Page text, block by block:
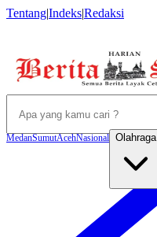
Tentang|Indeks|Redaksi
MedanSumutAcehNasional Olahraga